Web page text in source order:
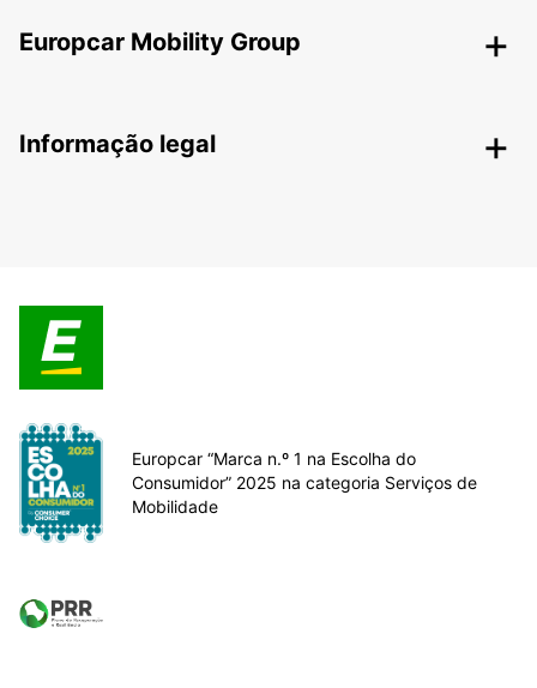
Europcar Mobility Group
Informação legal
Europcar “Marca n.º 1 na Escolha do
Consumidor” 2025 na categoria Serviços de
Mobilidade